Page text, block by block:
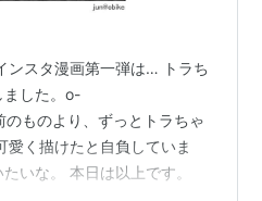
ンスタ漫画第一弾は… トラち
ました。o-
ものより、ずっとトラちゃ
愛く描けたと自負していま
いな。 本日は以上です。